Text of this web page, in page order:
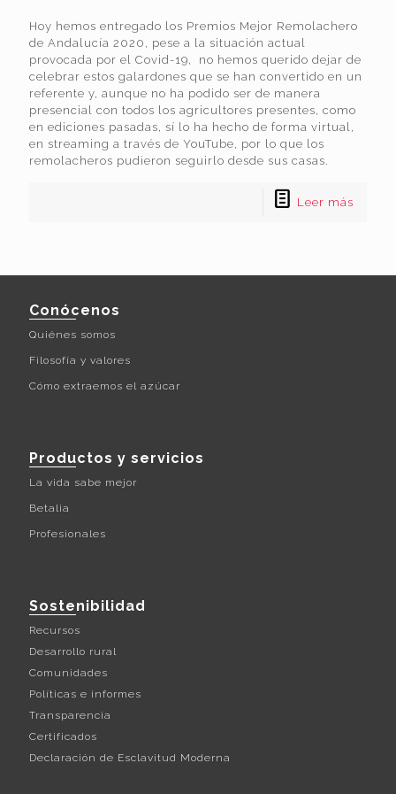
Hoy hemos entregado los Premios Mejor Remolachero
de Andalucía 2020, pese a la situación actual
provocada por el Covid-19, no hemos querido dejar de
celebrar estos galardones que se han convertido en un
referente y, aunque no ha podido ser de manera
presencial con todos los agricultores presentes, como
en ediciones pasadas, sí lo ha hecho de forma virtual,
en streaming a través de YouTube, por lo que los
remolacheros pudieron seguirlo desde sus casas.
Leer más
Conócenos
Quiénes somos
Filosofía y valores
Cómo extraemos el azúcar
Productos y servicios
La vida sabe mejor
Betalia
Profesionales
Sostenibilidad
Recursos
Desarrollo rural
Comunidades
Políticas e informes
Transparencia
Certificados
Declaración de Esclavitud Moderna